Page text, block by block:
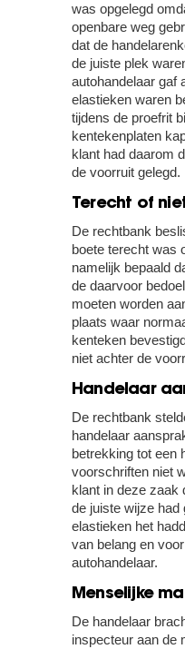
was opgelegd
openbare weg
dat de
de juiste plek
autohandelaar gaf
elastieken waren
tijdens de proefrit
kentekenplaten
klant had daarom
de voorruit gelegd.
Terecht of
De rechtbank
boete terecht was
namelijk bepaald
de daarvoor
moeten worden
plaats waar
kenteken
niet achter de
Handelaar
De rechtbank
handelaar
betrekking tot een
voorschriften niet
klant in deze zaak
de juiste wijze had
elastieken het
van belang en
autohandelaar.
Menselijke
De handelaar
inspecteur aan de